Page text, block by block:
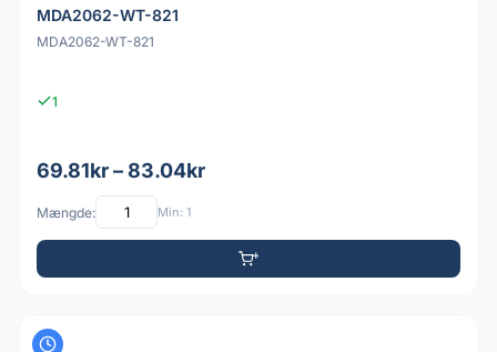
MDA2062-WT-821
MDA2062-WT-821
1
69.81kr – 83.04kr
Mængde: Min: 1